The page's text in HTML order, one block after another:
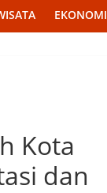
EKONOMI
Kota
dan